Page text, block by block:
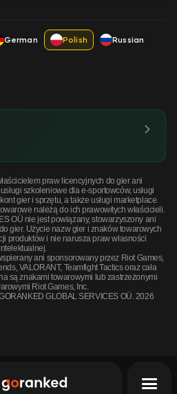
German Polish
Russian
praw licencyjnych do gier ani
szkoleniowe dla e-sportowców, usługi
gier i sprzętu, a także usługi marketplace.
należą do ich prawowitych właścicieli.
OÜ nie jest powiązany, stowarzyszony ani
gier. Użycie nazw gier i znaków towarowych
produktów i nie narusza praw własności
ani sponsorowany przez Riot Games,
VALORANT, Teamfight Tactics oraz cała
są znakami towarowymi lub zastrzeżonymi
Riot Games, Inc.
GLOBAL SERVICES OÜ. 2026